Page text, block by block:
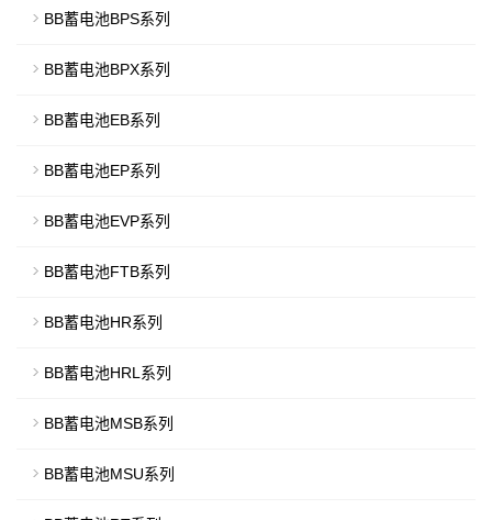
BB蓄电池BPS系列
BB蓄电池BPX系列
BB蓄电池EB系列
BB蓄电池EP系列
BB蓄电池EVP系列
BB蓄电池FTB系列
BB蓄电池HR系列
BB蓄电池HRL系列
BB蓄电池MSB系列
BB蓄电池MSU系列